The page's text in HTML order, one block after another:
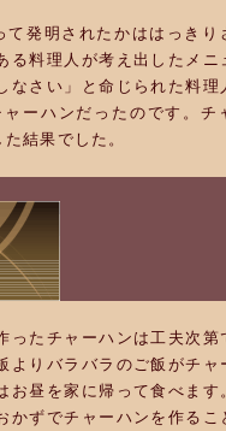
発明されたかははっきり
る料理人が考え出したメニ
なさい」と命じられた料理
ーハンだったのです。チ
結果でした。
たチャーハンは工夫次第
よりバラバラのご飯がチャ
お昼を家に帰って食べます
かずでチャーハンを作るこ